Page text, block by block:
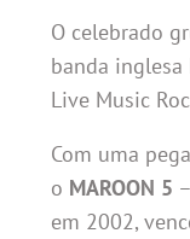
O celebrado
banda inglesa
Live Music
Com uma
o MAROON 5
em 2002,